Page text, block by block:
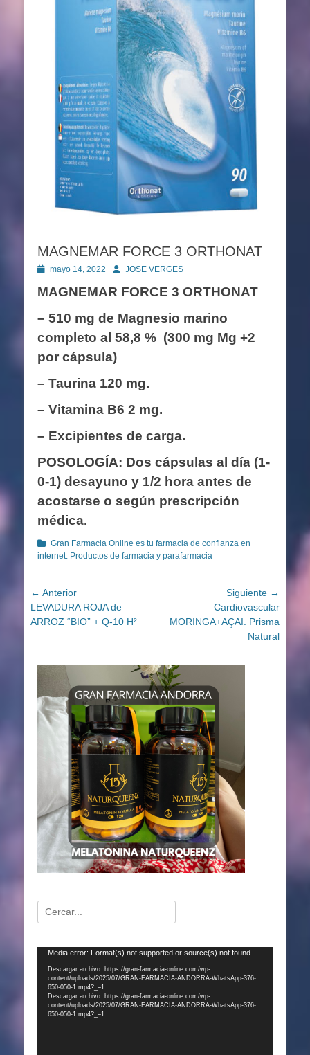
MAGNEMAR FORCE 3 ORTHONAT
Publicado
mayo 14, 2022 AutorJOSE VERGES
MAGNEMAR FORCE 3 ORTHONAT
– 510 mg de Magnesio marino
completo al 58,8 % (300 mg Mg +2
por cápsula)
– Taurina 120 mg.
– Vitamina B6 2 mg.
– Excipientes de carga.
POSOLOGÍA: Dos cápsulas al día (1-
0-1) desayuno y 1/2 hora antes de
acostarse o según prescripción
médica.
Categorías
Gran Farmacia Online es tu farmacia de confianza en
internet. Productos de farmacia y parafarmacia
Navegación
de
entradas
← Anterior
Entrada
anterior:
LEVADURA ROJA de
ARROZ “BIO” + Q-10 H²
Siguiente →
siguiente:
Cardiovascular
MORINGA+AÇAI. Prisma
Natural
Buscar:
Reproductor
vídeo
Media error: Format(s) not supported or source(s) not found
Descargar archivo: https://gran-farmacia-online.com/wp-
content/uploads/2025/07/GRAN-FARMACIA-ANDORRA-WhatsApp-376-
650-050-1.mp4?_=1
Descargar archivo: https://gran-farmacia-online.com/wp-
content/uploads/2025/07/GRAN-FARMACIA-ANDORRA-WhatsApp-376-
650-050-1.mp4?_=1